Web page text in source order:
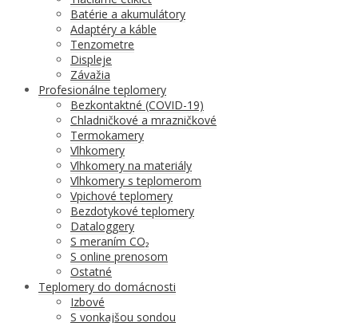
Batérie a akumulátory
Adaptéry a káble
Tenzometre
Displeje
Závažia
Profesionálne teplomery
Bezkontaktné (COVID-19)
Chladničkové a mrazničkové
Termokamery
Vlhkomery
Vlhkomery na materiály
Vlhkomery s teplomerom
Vpichové teplomery
Bezdotykové teplomery
Dataloggery
S meraním CO₂
S online prenosom
Ostatné
Teplomery do domácnosti
Izbové
S vonkajšou sondou